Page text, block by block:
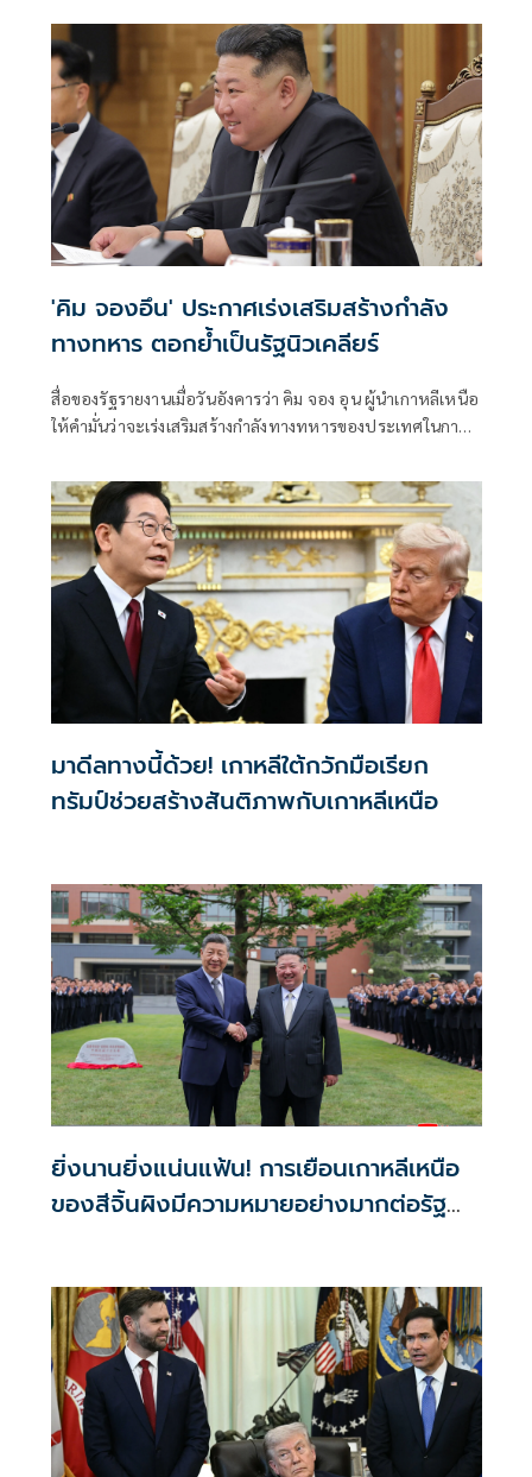
'คิม จองอึน' ประกาศเร่งเสริมสร้างกำลัง
ทางทหาร ตอกย้ำเป็นรัฐนิวเคลียร์
สื่อของรัฐรายงานเมื่อวันอังคารว่า คิม จอง อุน ผู้นำเกาหลีเหนือ
ให้คำมั่นว่าจะเร่งเสริมสร้างกำลังทางทหารของประเทศในการ
ของเกาหลีใต้และสหรัฐอเมริกาในภูมิภาคนี้
มาดีลทางนี้ด้วย! เกาหลีใต้กวักมือเรียก
ทรัมป์ช่วยสร้างสันติภาพกับเกาหลีเหนือ
ยิ่งนานยิ่งแน่นแฟ้น! การเยือนเกาหลีเหนือ
ของสีจิ้นผิงมีความหมายอย่างมากต่อรัฐ